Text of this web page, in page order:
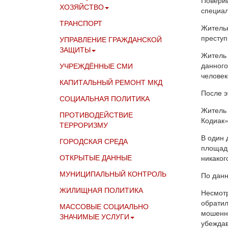
Житель
После
Житель
В один
По
ХОЗЯЙСТВО
ТРАНСПОРТ
УПРАВЛЕНИЕ ГРАЖДАНСКОЙ
ЗАЩИТЫ
УЧРЕЖДЁННЫЕ СМИ
КАПИТАЛЬНЫЙ РЕМОНТ МКД
СОЦИАЛЬНАЯ ПОЛИТИКА
ПРОТИВОДЕЙСТВИЕ
ТЕРРОРИЗМУ
ГОРОДСКАЯ СРЕДА
ОТКРЫТЫЕ ДАННЫЕ
МУНИЦИПАЛЬНЫЙ КОНТРОЛЬ
ЖИЛИЩНАЯ ПОЛИТИКА
МАССОВЫЕ СОЦИАЛЬНО
ЗНАЧИМЫЕ УСЛУГИ